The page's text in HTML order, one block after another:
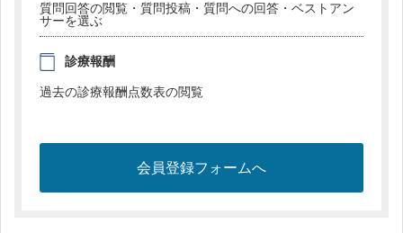
質問回答の閲覧・質問投稿・質問への回答・ベストアン
サーを選ぶ
診療報酬
過去の診療報酬点数表の閲覧
会員登録フォームへ